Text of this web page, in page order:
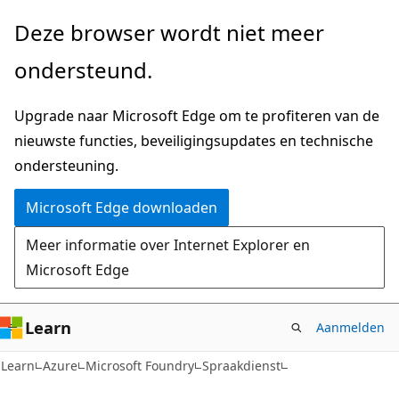
Naar
gaan
Deze browser wordt niet meer
ondersteund.
Upgrade naar Microsoft Edge om te profiteren van de
nieuwste functies, beveiligingsupdates en technische
ondersteuning.
Microsoft Edge downloaden
Meer informatie over Internet Explorer en
Microsoft Edge
Learn Aanmelden
Learn Azure Microsoft Foundry Spraakdienst